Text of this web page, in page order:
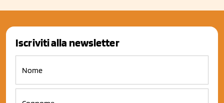
Iscriviti alla newsletter